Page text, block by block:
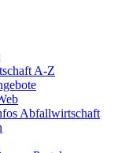
A-Z
Abfallwirtschaft